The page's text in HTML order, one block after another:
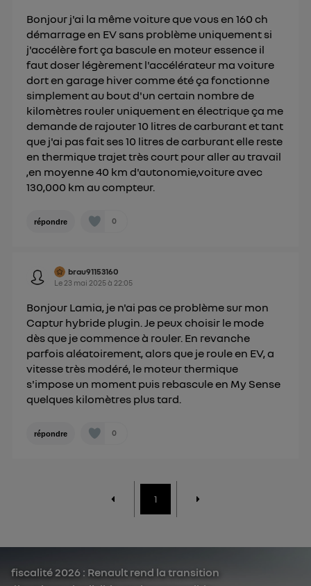
Bonjour j'ai la même voiture que vous en 160 ch
démarrage en EV sans problème uniquement si
j'accélère fort ça bascule en moteur essence il
faut doser légèrement l'accélérateur ma voiture
dort en garage hiver comme été ça fonctionne
simplement au bout d'un certain nombre de
kilomètres rouler uniquement en électrique ça me
demande de rajouter 10 litres de carburant et tant
que j'ai pas fait ses 10 litres de carburant elle reste
en thermique trajet très court pour aller au travail
,en moyenne 40 km d'autonomie,voiture avec
130,000 km au compteur.
répondre 0
brau91153160
Le 23 mai 2025à 22:05
Bonjour Lamia, je n'ai pas ce problème sur mon
Captur hybride plugin. Je peux choisir le mode
dès que je commence à rouler. En revanche
parfois aléatoirement, alors que je roule en EV, a
vitesse très modéré, le moteur thermique
s'impose un moment puis rebascule en My Sense
quelques kilomètres plus tard.
répondre 0
1
fiscalité 2026 : Renault rend la transition